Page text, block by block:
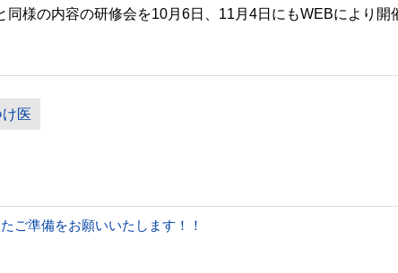
様の内容の研修会を10月6日、11月4日にもWEBにより開
医
ご準備をお願いいたします！！